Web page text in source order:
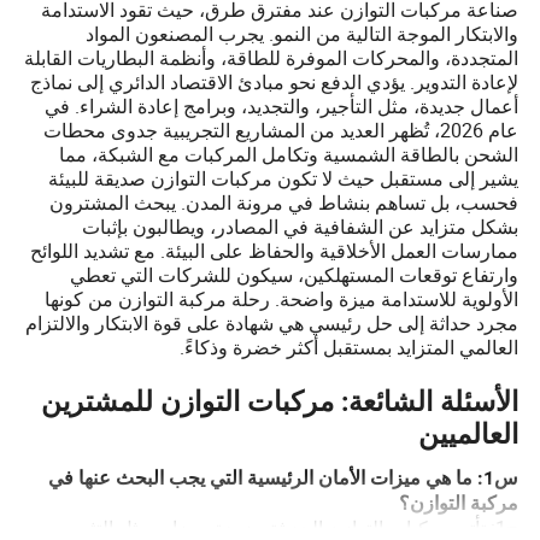
صناعة مركبات التوازن عند مفترق طرق، حيث تقود الاستدامة
والابتكار الموجة التالية من النمو. يجرب المصنعون المواد
المتجددة، والمحركات الموفرة للطاقة، وأنظمة البطاريات القابلة
لإعادة التدوير. يؤدي الدفع نحو مبادئ الاقتصاد الدائري إلى نماذج
أعمال جديدة، مثل التأجير، والتجديد، وبرامج إعادة الشراء. في
عام 2026، تُظهر العديد من المشاريع التجريبية جدوى محطات
الشحن بالطاقة الشمسية وتكامل المركبات مع الشبكة، مما
يشير إلى مستقبل حيث لا تكون مركبات التوازن صديقة للبيئة
فحسب، بل تساهم بنشاط في مرونة المدن. يبحث المشترون
بشكل متزايد عن الشفافية في المصادر، ويطالبون بإثبات
ممارسات العمل الأخلاقية والحفاظ على البيئة. مع تشديد اللوائح
وارتفاع توقعات المستهلكين، سيكون للشركات التي تعطي
الأولوية للاستدامة ميزة واضحة. رحلة مركبة التوازن من كونها
مجرد حداثة إلى حل رئيسي هي شهادة على قوة الابتكار والالتزام
العالمي المتزايد بمستقبل أكثر خضرة وذكاءً.
الأسئلة الشائعة: مركبات التوازن للمشترين
العالميين
س1: ما هي ميزات الأمان الرئيسية التي يجب البحث عنها في
مركبة التوازن؟
ج1: تأتي مركبات التوازن الحديثة مزودة بميزات مثل التثبيت